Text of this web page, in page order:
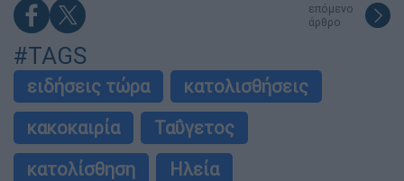
επόμενο
άρθρο
#TAGS
ειδήσεις τώρα
κατολισθήσεις
κακοκαιρία
Ταΰγετος
κατολίσθηση
Ηλεία